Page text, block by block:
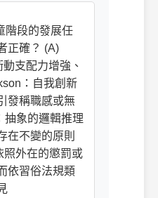
階段的發展任
正確？ (A)
支配力增強、
：自我創新
發稱職感或無
抽象的邏輯推理
在不變的原則
照外在的懲罰或
依習俗法規類